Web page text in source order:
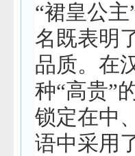
“裙皇公主
名既表明
品质。在
种“高贵”
锁定在中
语中采用